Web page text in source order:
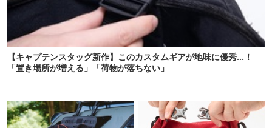
【キャプテンスタッグ新作】このカスタムギアが地味に優秀…！
「置き場所が増える」「荷物が落ちない」